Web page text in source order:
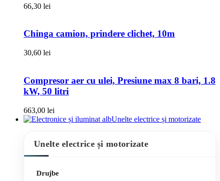
66,30 lei
Chinga camion, prindere clichet, 10m
30,60 lei
Compresor aer cu ulei, Presiune max 8 bari, 1.8
kW, 50 litri
663,00 lei
Unelte electrice și motorizate
Unelte electrice și motorizate
Drujbe